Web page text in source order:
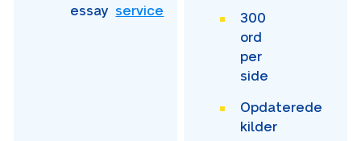
essay service
300
ord
per
side
Opdaterede
kilder